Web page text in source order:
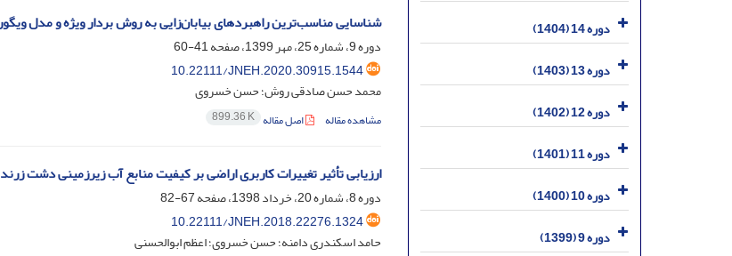
شناسایی مناسب‌ترین راهبردهای بیابان‌زایی به روش بردار ویژه و مدل
دوره 9، شماره 25، مهر 1399، صفحه
41-60
10.22111/JNEH.2020.30915.1544
محمد حسن صادقی روش؛ حسن خسروی
مشاهده مقاله اصل مقاله 899.36 K
ارزیابی تأثیر تغییرات کاربری اراضی بر کیفیت منابع آب زیرزمینی دشت زرند
دوره 8، شماره 20، خرداد 1398، صفحه
67-82
10.22111/JNEH.2018.22276.1324
حامد اسکندری دامنه؛ حسن خسروی؛ اعظم ابوالحسنی
دوره 14 (1404)
دوره 13 (1403)
دوره 12 (1402)
دوره 11 (1401)
دوره 10 (1400)
دوره 9 (1399)